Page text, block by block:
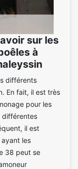
sur les
à
différents
En fait, il est très
pour les
différentes
il est
les
38 peut se